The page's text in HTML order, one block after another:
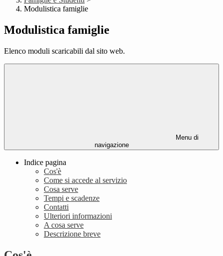
Modulistica famiglie
Modulistica famiglie
Elenco moduli scaricabili dal sito web.
Menu di
navigazione
Indice pagina
Cos'è
Come si accede al servizio
Cosa serve
Tempi e scadenze
Contatti
Ulteriori informazioni
A cosa serve
Descrizione breve